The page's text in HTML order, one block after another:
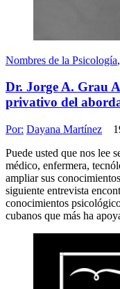
Nombres de la Psicología,
Dr. Jorge A. Grau
privativo del
Por: Dayana Martínez
Puede usted que nos lee
médico, enfermera,
ampliar sus
siguiente entrevista
conocimientos
cubanos que más ha